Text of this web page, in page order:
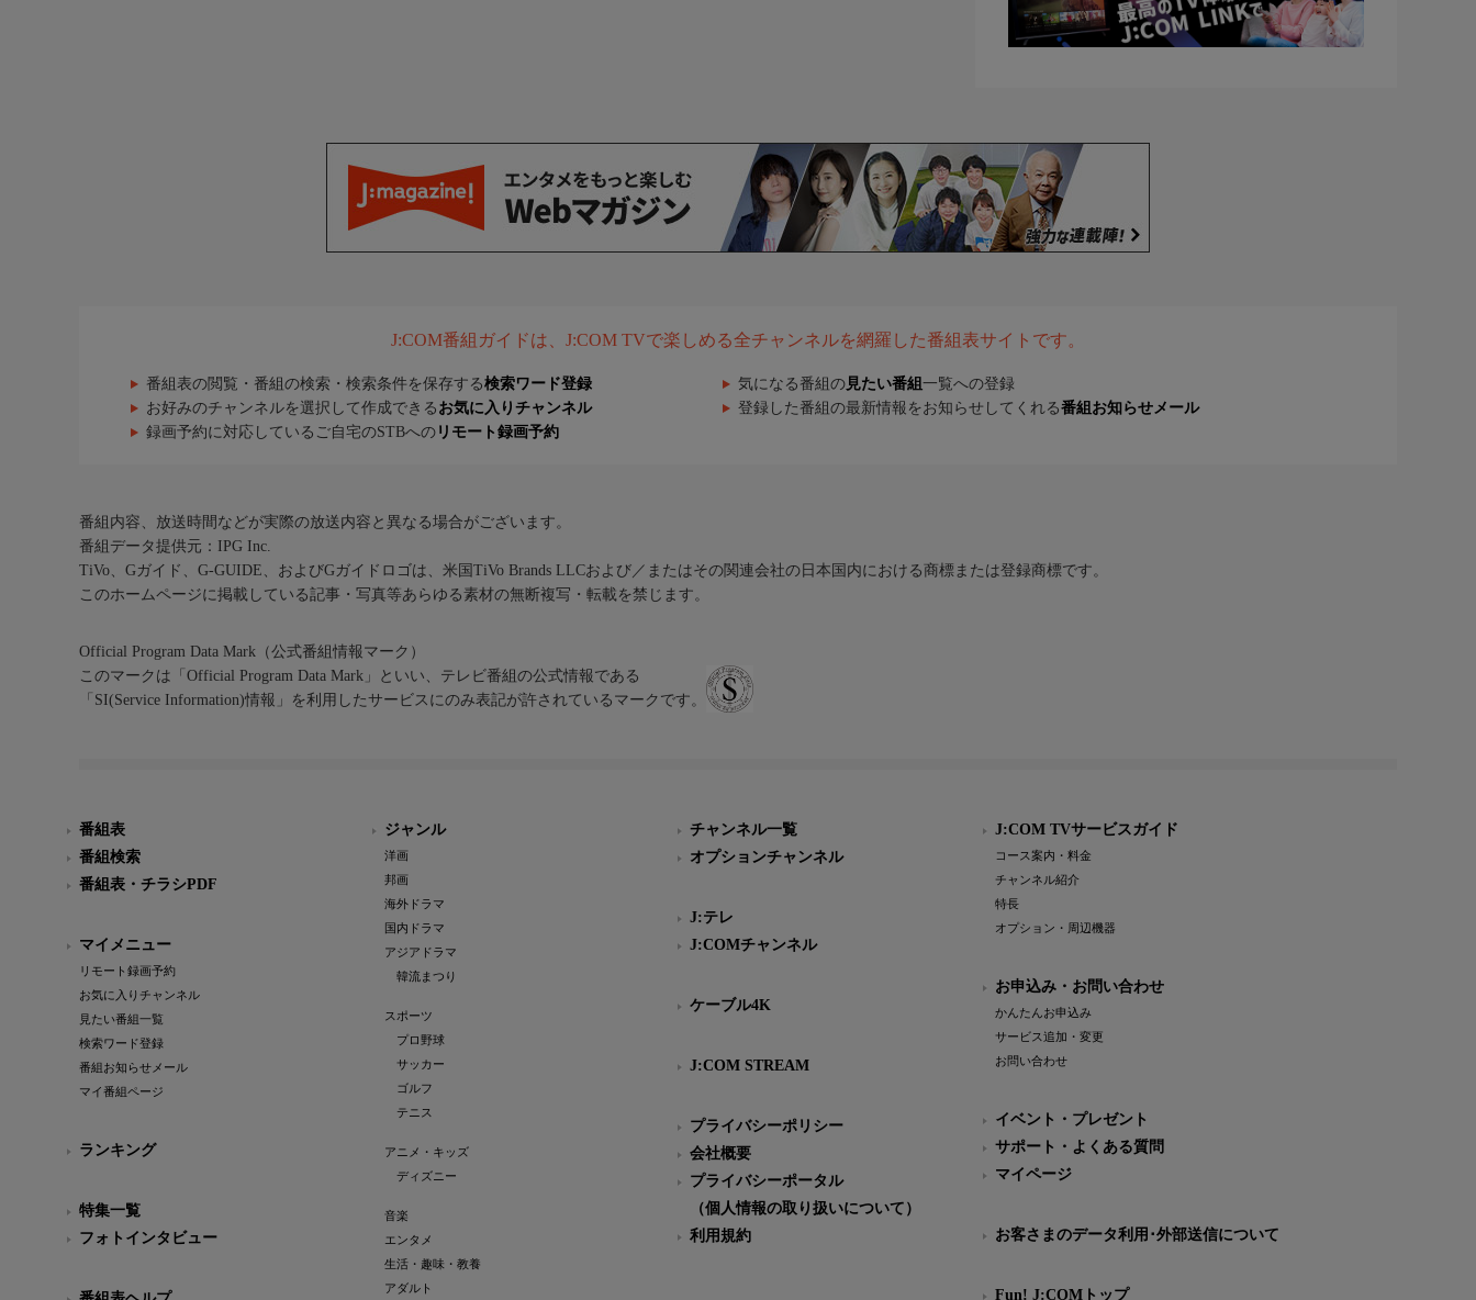
J:COM番組ガイドは、J:COM TVで楽しめる全チャンネルを網羅した番組表サイトです。
番組表の閲覧・番組の検索・検索条件を保存する検索ワード登録 気になる番組の 見たい番組 一覧への登録
お好みのチャンネルを選択して作成できる お気に入りチャンネル 登録した番組の最新情報をお知らせしてくれる番組お知らせメール
録画予約に対応しているご自宅のSTBへの リモート録画予約
番組内容、放送時間などが実際の放送内容と異なる場合がございます。
番組データ提供元：IPG Inc.
TiVo、Gガイド、G-GUIDE、およびGガイドロゴは、米国TiVo Brands LLCおよび／またはその関連会社の日本国内における商標または登録商標です。
このホームページに掲載している記事・写真等あらゆる素材の無断複写・転載を禁じます。
Official Program Data Mark（公式番組情報マーク）
このマークは「Official Program Data Mark」といい、テレビ番組の公式情報である
「SI(Service Information)情報」を利用したサービスにのみ表記が許されているマークです。
番組表
番組検索
番組表・チラシPDF
マイメニュー
リモート録画予約
お気に入りチャンネル
見たい番組一覧
検索ワード登録
番組お知らせメール
マイ番組ページ
ランキング
特集一覧
フォトインタビュー
ジャンル
洋画
邦画
海外ドラマ
国内ドラマ
アジアドラマ
韓流まつり
スポーツ
プロ野球
サッカー
ゴルフ
テニス
アニメ・キッズ
ディズニー
音楽
エンタメ
生活・趣味・教養
アダルト
チャンネル一覧
オプションチャンネル
J:テレ
J:COMチャンネル
ケーブル4K
J:COM STREAM
プライバシーポリシー
会社概要
プライバシーポータル
（個人情報の取り扱いについて）
利用規約
J:COM TVサービスガイド
コース案内・料金
チャンネル紹介
特長
オプション・周辺機器
お申込み・お問い合わせ
かんたんお申込み
サービス追加・変更
お問い合わせ
イベント・プレゼント
サポート・よくある質問
マイページ
お客さまのデータ利用･外部送信について
Fun! J:COMトップ